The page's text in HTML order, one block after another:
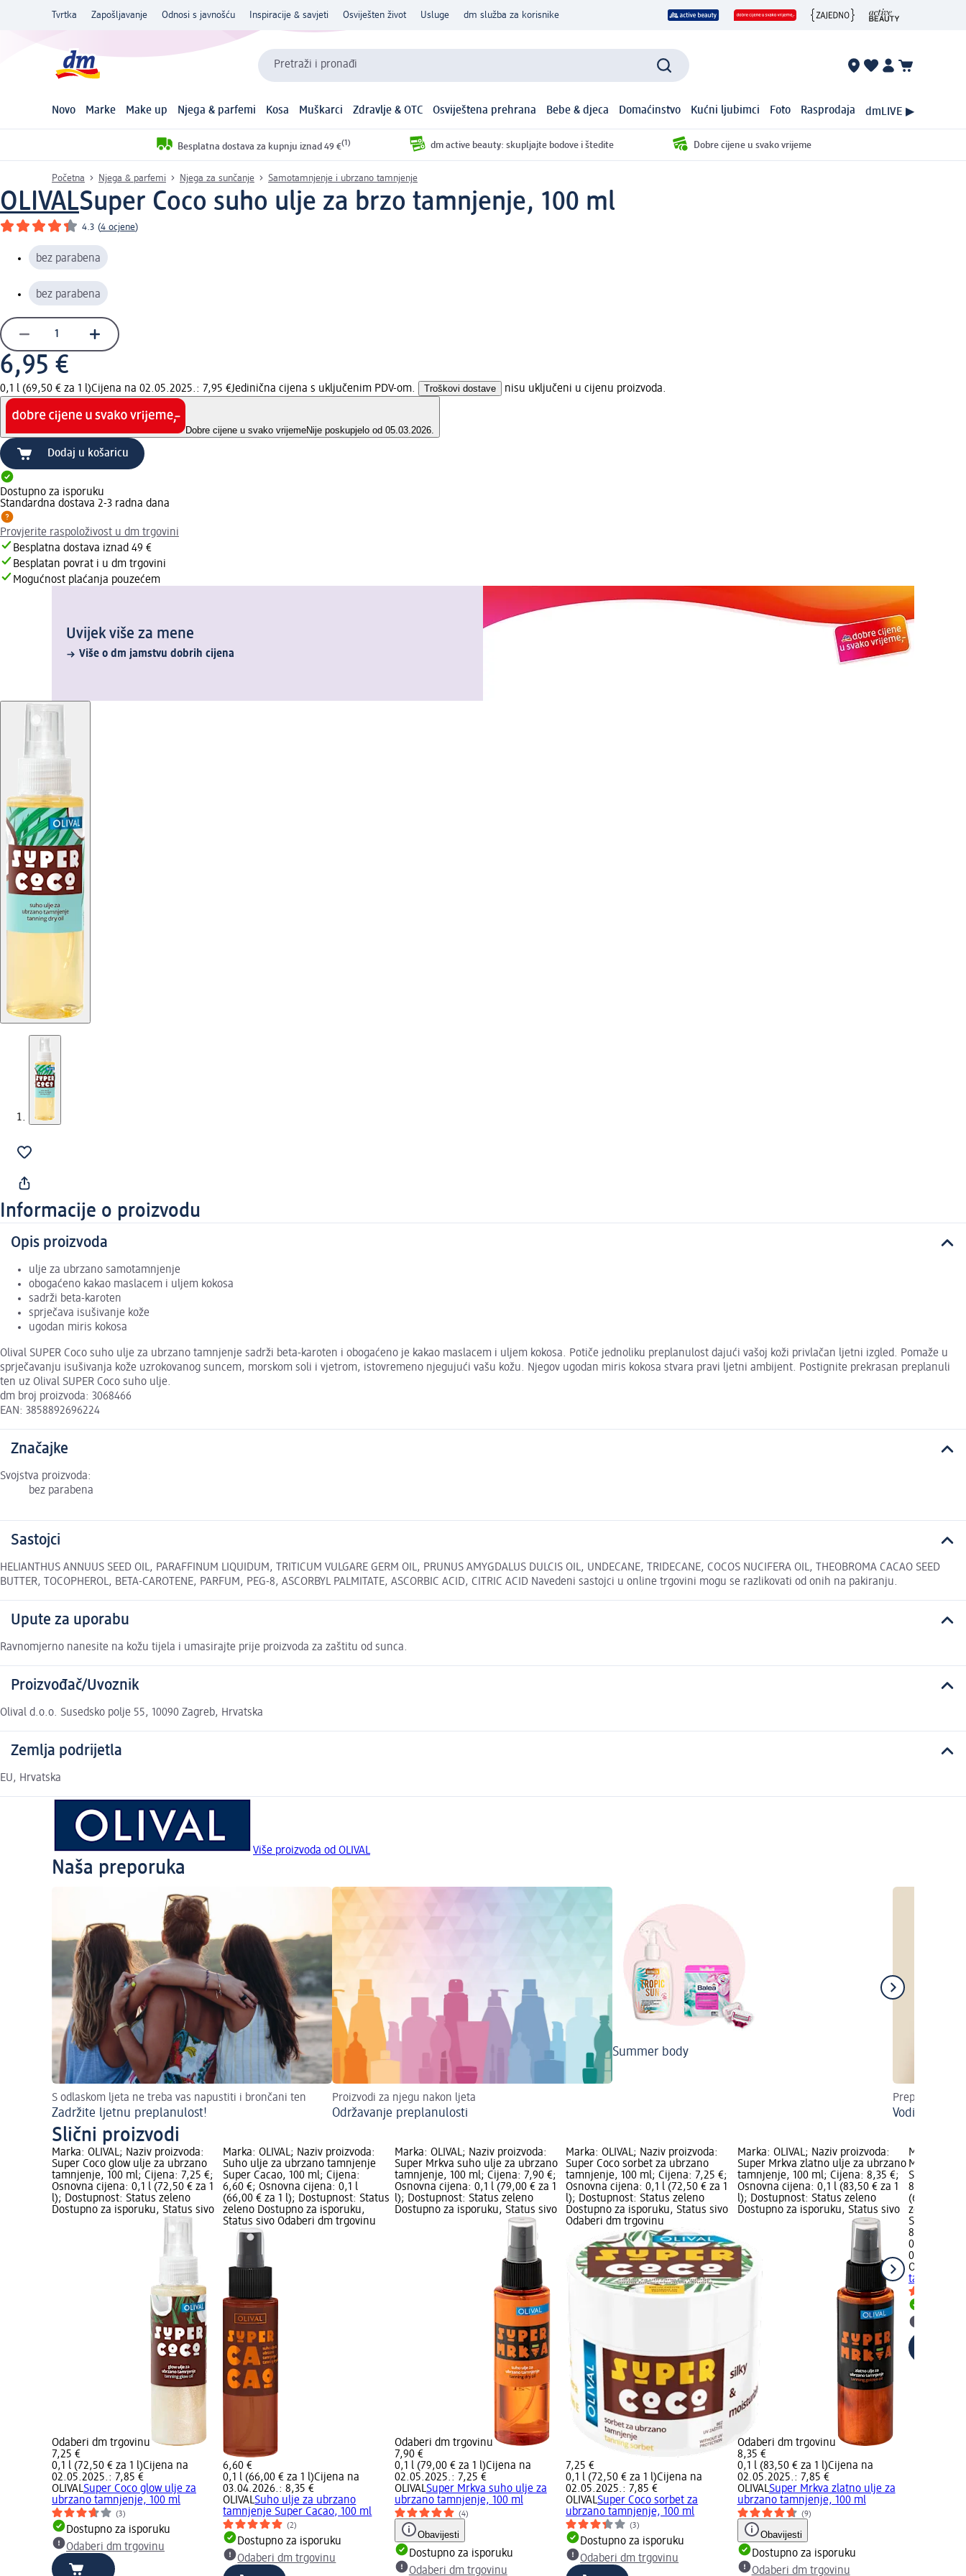
Tvrtka Zapošljavanje Odnosi s javnošću Inspiracije & savjeti Osviješten život Usluge dm služba za korisnike
Pretraži i pronađi
Novo Marke Make up Njega & parfemi Kosa Muškarci Zdravlje & OTC Osviještena prehrana Bebe & djeca Domaćinstvo Kućni ljubimci Foto Rasprodaja dmLIVE ▶
Besplatna dostava za kupnju iznad 49 €(1) dm active beauty: skupljajte bodove i štedite Dobre cijene u svako vrijeme
Početna Njega & parfemi Njega za sunčanje Samotamnjenje i ubrzano tamnjenje
OLIVALSuper Coco suho ulje za brzo tamnjenje, 100 ml
4.3 (4 ocjene)
bez parabena
bez parabena
6,95 €
0,1 l (69,50 € za 1 l)Cijena na 02.05.2025.: 7,95 €Jedinična cijena s uključenim PDV-om. Troškovi dostave nisu uključeni u cijenu proizvoda.
Dobre cijene u svako vrijemeNije poskupjelo od 05.03.2026.
Dodaj u košaricu
Dostupno za isporuku
Standardna dostava 2-3 radna dana
Provjerite raspoloživost u dm trgovini
Besplatna dostava iznad 49 €
Besplatan povrat i u dm trgovini
Mogućnost plaćanja pouzećem
Uvijek više za mene
Više o dm jamstvu dobrih cijena
Informacije o proizvodu
Opis proizvoda
ulje za ubrzano samotamnjenje
obogaćeno kakao maslacem i uljem kokosa
sadrži beta-karoten
sprječava isušivanje kože
ugodan miris kokosa
Olival SUPER Coco suho ulje za ubrzano tamnjenje sadrži beta-karoten i obogaćeno je kakao maslacem i uljem kokosa. Potiče jednoliku preplanulost dajući vašoj koži privlačan ljetni izgled. Pomaže u
sprječavanju isušivanja kože uzrokovanog suncem, morskom soli i vjetrom, istovremeno njegujući vašu kožu. Njegov ugodan miris kokosa stvara pravi ljetni ambijent. Postignite prekrasan preplanuli
ten uz Olival SUPER Coco suho ulje.
dm broj proizvoda: 3068466
EAN: 3858892696224
Značajke
Svojstva proizvoda:
bez parabena
Sastojci
HELIANTHUS ANNUUS SEED OIL, PARAFFINUM LIQUIDUM, TRITICUM VULGARE GERM OIL, PRUNUS AMYGDALUS DULCIS OIL, UNDECANE, TRIDECANE, COCOS NUCIFERA OIL, THEOBROMA CACAO SEED
BUTTER, TOCOPHEROL, BETA-CAROTENE, PARFUM, PEG-8, ASCORBYL PALMITATE, ASCORBIC ACID, CITRIC ACID Navedeni sastojci u online trgovini mogu se razlikovati od onih na pakiranju.
Upute za uporabu
Ravnomjerno nanesite na kožu tijela i umasirajte prije proizvoda za zaštitu od sunca.
Proizvođač/Uvoznik
Olival d.o.o. Susedsko polje 55, 10090 Zagreb, Hrvatska
Zemlja podrijetla
EU, Hrvatska
Više proizvoda od OLIVAL
Naša preporuka
S odlaskom ljeta ne treba vas napustiti i brončani ten
Zadržite ljetnu preplanulost!
Proizvodi za njegu nakon ljeta
Održavanje preplanulosti
Summer body
Preplanulost
Vodič kroz
Slični proizvodi
Marka: OLIVAL; Naziv proizvoda:
Super Coco glow ulje za ubrzano
tamnjenje, 100 ml; Cijena: 7,25 €;
Osnovna cijena: 0,1 l (72,50 € za 1
l); Dostupnost: Status zeleno
Dostupno za isporuku, Status sivo
Odaberi dm trgovinu
7,25 €
0,1 l (72,50 € za 1 l)Cijena na
02.05.2025.: 7,85 €
OLIVALSuper Coco glow ulje za
ubrzano tamnjenje, 100 ml
(3)
Dostupno za isporuku
Odaberi dm trgovinu
Marka: OLIVAL; Naziv proizvoda:
Suho ulje za ubrzano tamnjenje
Super Cacao, 100 ml; Cijena:
6,60 €; Osnovna cijena: 0,1 l
(66,00 € za 1 l); Dostupnost: Status
zeleno Dostupno za isporuku,
Status sivo Odaberi dm trgovinu
6,60 €
0,1 l (66,00 € za 1 l)Cijena na
03.04.2026.: 8,35 €
OLIVALSuho ulje za ubrzano
tamnjenje Super Cacao, 100 ml
(2)
Dostupno za isporuku
Odaberi dm trgovinu
Marka: OLIVAL; Naziv proizvoda:
Super Mrkva suho ulje za ubrzano
tamnjenje, 100 ml; Cijena: 7,90 €;
Osnovna cijena: 0,1 l (79,00 € za 1
l); Dostupnost: Status zeleno
Dostupno za isporuku, Status sivo
Odaberi dm trgovinu
7,90 €
0,1 l (79,00 € za 1 l)Cijena na
02.05.2025.: 7,25 €
OLIVALSuper Mrkva suho ulje za
ubrzano tamnjenje, 100 ml
(4)
Obavijesti
Dostupno za isporuku
Odaberi dm trgovinu
Marka: OLIVAL; Naziv proizvoda:
Super Coco sorbet za ubrzano
tamnjenje, 100 ml; Cijena: 7,25 €;
Osnovna cijena: 0,1 l (72,50 € za 1
l); Dostupnost: Status zeleno
Dostupno za isporuku, Status sivo
Odaberi dm trgovinu
7,25 €
0,1 l (72,50 € za 1 l)Cijena na
02.05.2025.: 7,85 €
OLIVALSuper Coco sorbet za
ubrzano tamnjenje, 100 ml
(3)
Dostupno za isporuku
Odaberi dm trgovinu
Marka: OLIVAL; Naziv proizvoda:
Super Mrkva zlatno ulje za ubrzano
tamnjenje, 100 ml; Cijena: 8,35 €;
Osnovna cijena: 0,1 l (83,50 € za 1
l); Dostupnost: Status zeleno
Dostupno za isporuku, Status sivo
Odaberi dm trgovinu
8,35 €
0,1 l (83,50 € za 1 l)Cijena na
02.05.2025.: 7,85 €
OLIVALSuper Mrkva zlatno ulje za
ubrzano tamnjenje, 100 ml
(9)
Obavijesti
Dostupno za isporuku
Odaberi dm trgovinu
Marka:
Super
8,50 €;
(68,00 € za
zeleno
Status sivo
8,50 €
0,125 l
OLIVAL
tamnjenje